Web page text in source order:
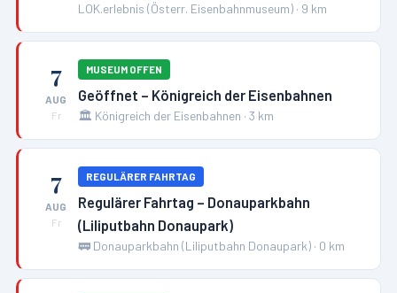
LOK.erlebnis (Österr. Eisenbahnmuseum) · 9 km
7
AUG
Fr
MUSEUM OFFEN
Geöffnet – Königreich der Eisenbahnen
🏛️ Königreich der Eisenbahnen ·3 km
7
AUG
Fr
REGULÄRER FAHRTAG
Regulärer Fahrtag – Donauparkbahn
(Liliputbahn Donaupark)
🚃 Donauparkbahn (Liliputbahn Donaupark) · 0 km